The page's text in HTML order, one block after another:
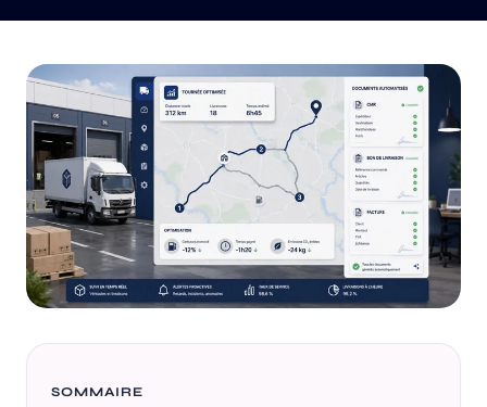
SOMMAIRE